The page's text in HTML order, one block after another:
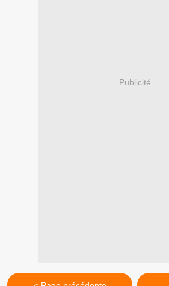
Publicité